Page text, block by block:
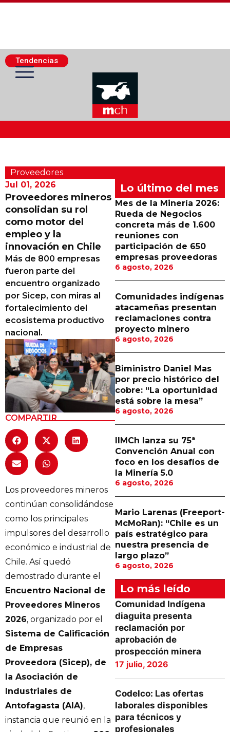
Tendencias
Actualidad Minera
Minería Superficie
Minerí­a Subterránea
Proveedores
Canal Digital
Columnas de Opinión
Designaciones
Calendario de Eventos
Revistas Digital
Siguenos
Proveedores
Jul 01, 2026
Proveedores mineros
consolidan su rol
como motor del
empleo y la
innovación en Chile
Más de 800 empresas
fueron parte del
encuentro organizado
por Sicep, con miras al
fortalecimiento del
ecosistema productivo
nacional.
COMPARTIR
Los proveedores mineros
continúan consolidándose
como los principales
impulsores del desarrollo
económico e industrial de
Chile. Así quedó
demostrado durante el
Encuentro Nacional de
Proveedores Mineros
2026, organizado por el
Sistema de Calificación
de Empresas
Proveedora (Sicep), de
la Asociación de
Industriales de
Antofagasta (AIA),
instancia que reunió en la
Lo último del mes
Mes de la Minería 2026:
Rueda de Negocios
concreta más de 1.600
reuniones con
participación de 650
empresas proveedoras
6 agosto, 2026
Comunidades indígenas
atacameñas presentan
reclamaciones contra
proyecto minero
6 agosto, 2026
Biministro Daniel Mas
por precio histórico del
cobre: “La oportunidad
está sobre la mesa”
6 agosto, 2026
IIMCh lanza su 75ª
Convención Anual con
foco en los desafíos de
la Minería 5.0
6 agosto, 2026
Mario Larenas (Freeport-
McMoRan): “Chile es un
país estratégico para
nuestra presencia de
largo plazo”
6 agosto, 2026
Lo más leído
Comunidad Indígena
diaguita presenta
reclamación por
aprobación de
prospección minera
17 julio, 2026
Codelco: Las ofertas
laborales disponibles
para técnicos y
profesionales